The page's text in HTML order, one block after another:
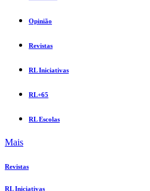
Opinião
Revistas
RL Iniciativas
RL+65
RL Escolas
Mais
Revistas
RL Iniciativas